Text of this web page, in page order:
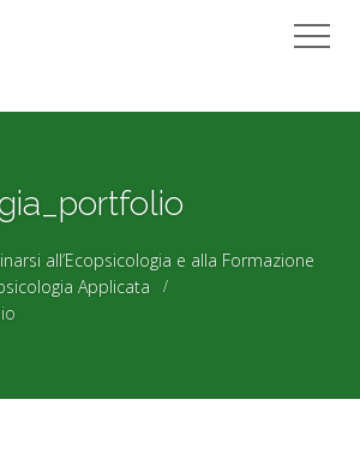
all’Ecopsicologia e alla Formazione
Applicata